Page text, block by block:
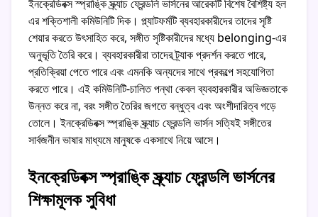
ইনক্রেডিবক্স স্প্রাঙ্কি স্ক্র্যাচ ফ্রেন্ডলি ভার্সনের আরেকটি বিশেষ বৈশিষ্ট্য হল
এর শক্তিশালী কমিউনিটি দিক। প্ল্যাটফর্মটি ব্যবহারকারীদের তাদের সৃষ্টি
শেয়ার করতে উৎসাহিত করে, সঙ্গীত সৃষ্টিকারীদের মধ্যে belonging-এর
অনুভূতি তৈরি করে। ব্যবহারকারীরা তাদের ট্র্যাক প্রদর্শন করতে পারে,
প্রতিক্রিয়া পেতে পারে এবং এমনকি অন্যদের সাথে প্রকল্পে সহযোগিতা
করতে পারে। এই কমিউনিটি-চালিত পন্থা কেবল ব্যবহারকারীর অভিজ্ঞতাকে
উন্নত করে না, বরং সঙ্গীত তৈরির জগতে বন্ধুত্ব এবং অংশীদারিত্ব গড়ে
তোলে। ইনক্রেডিবক্স স্প্রাঙ্কি স্ক্র্যাচ ফ্রেন্ডলি ভার্সন সত্যিই সঙ্গীতের
সার্বজনীন ভাষার মাধ্যমে মানুষকে একসাথে নিয়ে আসে।
ইনক্রেডিবক্স স্প্রাঙ্কি স্ক্র্যাচ ফ্রেন্ডলি ভার্সনের
শিক্ষামূলক সুবিধা